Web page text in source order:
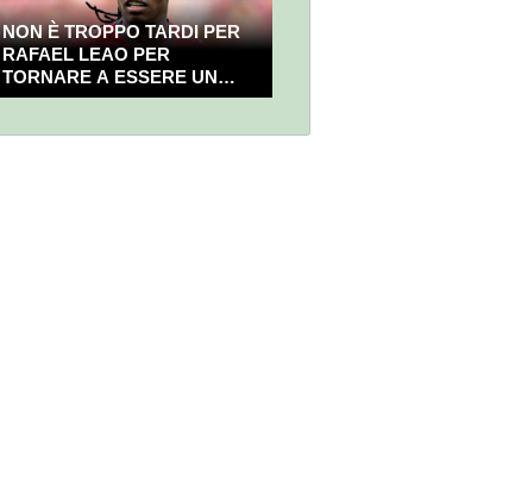
NON È TROPPO TARDI PER
RAFAEL LEAO PER
TORNARE A ESSERE UN
CAMPIONE